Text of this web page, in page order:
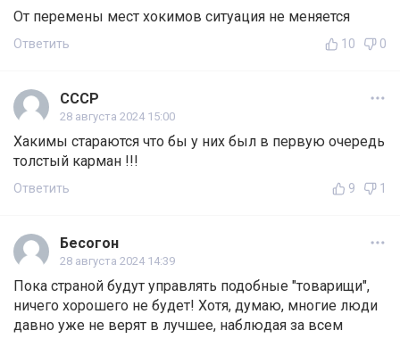
От перемены мест хокимов ситуация не меняется
Ответить 10 0
СССР
28 августа 2024 15:00
Хакимы стараются что бы у них был в первую очередь
толстый карман !!!
Ответить 9 1
Бесогон
28 августа 2024 14:39
Пока страной будут управлять подобные "товарищи",
ничего хорошего не будет! Хотя, думаю, многие люди
давно уже не верят в лучшее, наблюдая за всем